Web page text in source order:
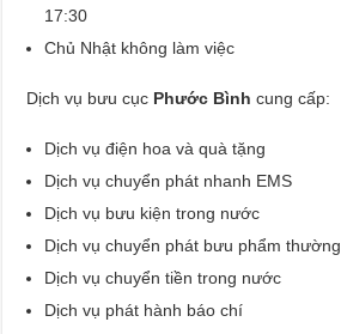
17:30
Chủ Nhật không làm việc
Dịch vụ bưu cục Phước Bình cung cấp:
Dịch vụ điện hoa và quà tặng
Dịch vụ chuyển phát nhanh EMS
Dịch vụ bưu kiện trong nước
Dịch vụ chuyển phát bưu phẩm thường
Dịch vụ chuyển tiền trong nước
Dịch vụ phát hành báo chí